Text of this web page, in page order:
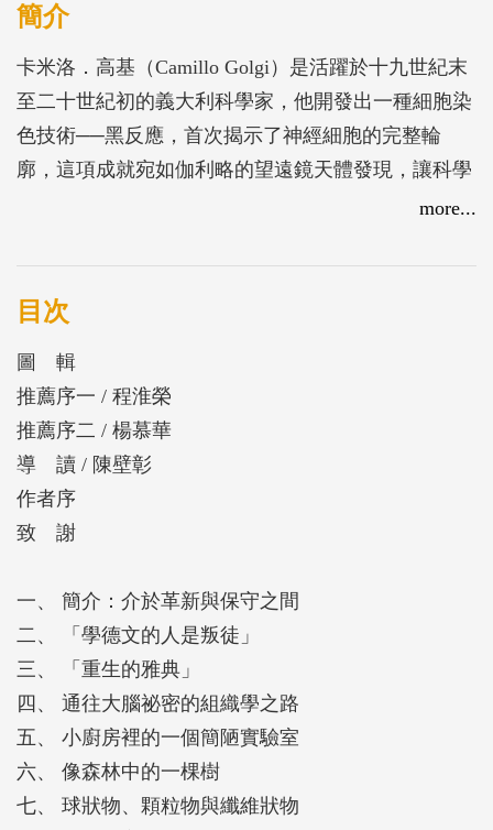
簡介
卡米洛．高基（Camillo Golgi）是活躍於十九世紀末
至二十世紀初的義大利科學家，他開發出一種細胞染
色技術──黑反應，首次揭示了神經細胞的完整輪
廓，這項成就宛如伽利略的望遠鏡天體發現，讓科學
家終於得以解析如同宇宙般神祕的大腦之結構，奠定
蒙．卡哈爾（Ramón y Cajal）共同獲得了1906年的諾
貝爾生理醫學獎。然而，今日大多數人印象中的「高
或是聯想到他的「敗者」形象：他在諾貝爾獎頒獎典
禮上，是如何脫節地堅決反對拉蒙．卡哈爾的神經元
理論……
為能讓這位沉寂百年的科學巨擘得到應有的認可，本
書作者以其神經科學與科學史的專業，透過豐富、詳
細靡遺地呈現高基在神經科學、細胞生物學、傳染病
學等科學領域的研究歷程，讀者將能看到一位堅定的
實證主義科學家窮其一生投入科學研究的學者風範，
並深刻地感受到他的科學貢獻之偉大！
more...
目次
圖 輯
推薦序一 / 程淮榮
推薦序二 / 楊慕華
導 讀 / 陳壁彰
作者序
致 謝
一、 簡介：介於革新與保守之間
二、 「學德文的人是叛徒」
三、 「重生的雅典」
四、 通往大腦祕密的組織學之路
五、 小廚房裡的一個簡陋實驗室
六、 像森林中的一棵樹
七、 球狀物、顆粒物與纖維狀物